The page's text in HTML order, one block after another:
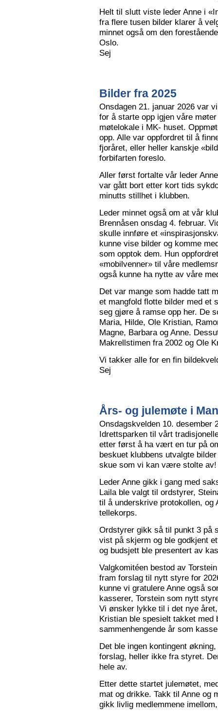
Helt til slutt viste leder Anne i
fra flere tusen bilder klarer å
minnet også om den
Oslo.
Sej
Bilder fra 2025
Onsdagen 21. januar 2026 var
for å starte opp igjen våre
møtelokale i MK- huset.
opp. Alle var oppfordret til å
fjoråret, eller heller kanskje
forbifarten foreslo.
Aller først fortalte vår leder
var gått bort etter kort tids
minutts stillhet i klubben.
Leder minnet også om at vår
Brennåsen onsdag 4. februar.
skulle innføre et
kunne vise bilder og komme
som opptok dem. Hun
«mobilvenner» til våre
også kunne ha nytte av våre
Det var mange som hadde tatt
et mangfold flotte bilder med et
seg gjøre å ramse opp her. De
Maria, Hilde, Ole Kristian,
Magne, Barbara og Anne.
Makrellstimen fra 2002 og Ole
Vi takker alle for en fin
Sej
Års- og julemøte i
Onsdagskvelden 10. desember
Idrettsparken til vårt
etter først å ha vært en tur på
beskuet klubbens utvalgte
skue som vi kan være stolte av!
Leder Anne gikk i gang med
Laila ble valgt til ordstyrer,
til å underskrive protokollen, og
tellekorps.
Ordstyrer gikk så til punkt 3 på
vist på skjerm og ble godkjent
og budsjett ble presentert av
Valgkomitéen bestod av
fram forslag til nytt styre for
kunne vi gratulere Anne også
kasserer, Torstein som nytt
Vi ønsker lykke til i det nye
Kristian ble spesielt takket med
sammenhengende år som
Det ble ingen kontingent
forslag, heller ikke fra styret.
hele av.
Etter dette startet julemøtet,
mat og drikke. Takk til Anne og
gikk livlig medlemmene